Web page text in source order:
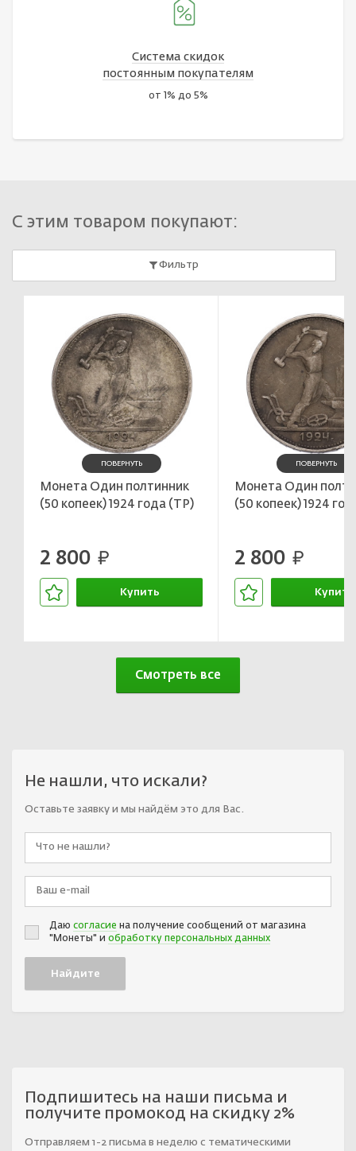
Система скидок
постоянным покупателям
от 1% до 5%
С этим товаром покупают:
Фильтр
ПОВЕРНУТЬ
Монета Один полтинник
(50 копеек) 1924 года (ТР)
2 800 руб.
Купить
ПОВЕРНУТЬ
Монета Один
(50 копеек) 1924
2 800 руб.
Купить
Смотреть все
Не нашли, что искали?
Оставьте заявку и мы найдём это для Вас.
Даю согласие на получение сообщений от магазина
"Монеты" и обработку персональных данных
Подпишитесь на наши письма и
получите промокод на скидку 2%
Отправляем 1-2 письма в неделю с тематическими